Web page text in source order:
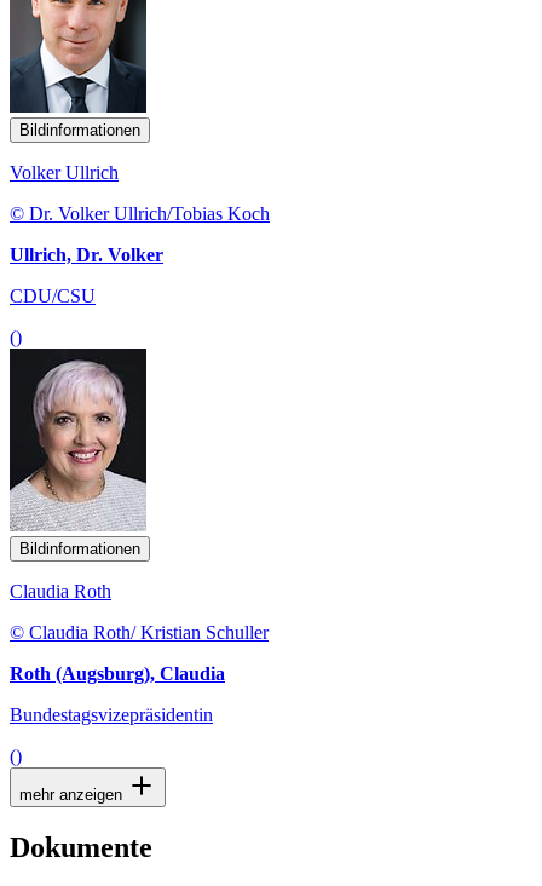
Bildinformationen
Volker Ullrich
© Dr. Volker Ullrich/Tobias Koch
Ullrich, Dr. Volker
CDU/CSU
()
Bildinformationen
Claudia Roth
© Claudia Roth/ Kristian Schuller
Roth (Augsburg), Claudia
Bundestagsvizepräsidentin
()
mehr anzeigen
Dokumente